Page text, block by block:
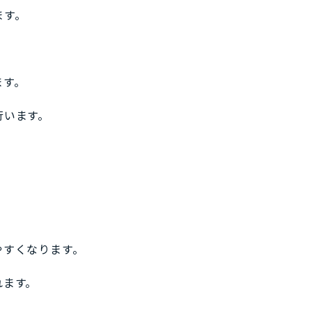
。
。
ます。
くなります。
す。